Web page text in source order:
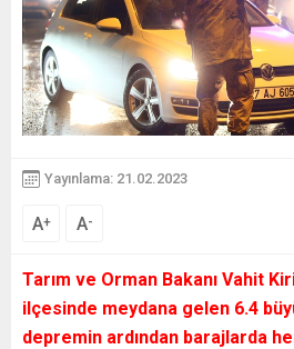
Yayınlama: 21.02.2023
A+ A-
Tarım ve Orman Bakanı Vahit
ilçesinde meydana gelen 6.4
depremin ardından barajlarda